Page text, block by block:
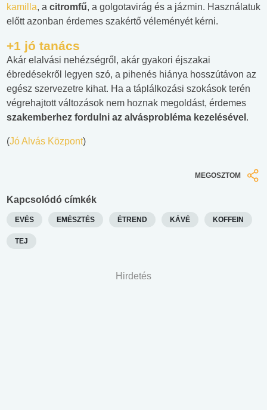
kamilla, a citromfű, a golgotavirág és a jázmin. Használatuk
előtt azonban érdemes szakértő véleményét kérni.
+1 jó tanács
Akár elalvási nehézségről, akár gyakori éjszakai
ébredésekről legyen szó, a pihenés hiánya hosszútávon az
egész szervezetre kihat. Ha a táplálkozási szokások terén
végrehajtott változások nem hoznak megoldást, érdemes
szakemberhez fordulni az alvásprobléma kezelésével .
(Jó Alvás Központ)
MEGOSZTOM
Kapcsolódó címkék
EVÉS EMÉSZTÉS ÉTREND KÁVÉ KOFFEIN
TEJ
Hirdetés